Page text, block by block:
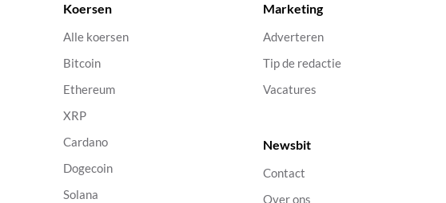
Koersen
Alle koersen
Bitcoin
Ethereum
XRP
Cardano
Dogecoin
Solana
Marketing
Adverteren
Tip de redactie
Vacatures
Newsbit
Contact
Over ons